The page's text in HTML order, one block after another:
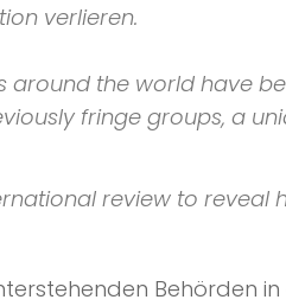
verlieren.
the world have
fringe groups, a
review to
Behörden